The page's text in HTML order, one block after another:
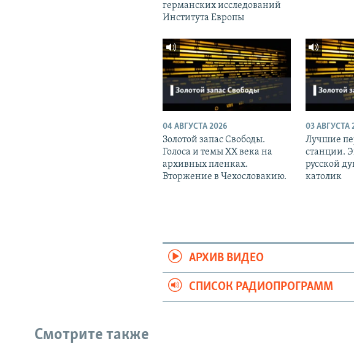
германских исследований
Института Европы
04 АВГУСТА 2026
Золотой запас Свободы.
Голоса и темы XX века на
архивных пленках.
Вторжение в Чехословакию.
03 АВГУСТА
Лучшие
станции.
русской
католик
АРХИВ ВИДЕО
СПИСОК РАДИОПРОГРАММ
Смотрите также